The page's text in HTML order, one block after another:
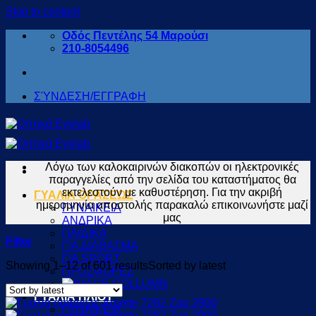
Skip to content
Οδός Πεντέλης 54 Μαρούσι
210-8054496
ΣΎΝΔΕΣΗ/ΕΓΓΡΑΦΗ
ΓΥΑΛΙΑ ΟΡΑΣΕΩΣ
ΓΥΝΑΙΚΕΙΑ
ΑΝΔΡΙΚΑ
ΠΑΙΔΙΚΑ
ΓΙΑ ΔΙΑΒΑΣΜΑ
ΓΙΑ SPORT
ΠΡΟΣΦΟΡΕΣ
ΓΥΑΛΙΑ ΗΛΙΟΥ
ΓΥΝΑΙΚΕΙΑ
Λόγω των καλοκαιρινών διακοπών οι ηλεκτρονικές
παραγγελίες από την σελίδα του καταστήματος θα
εκτελεστούν με καθυστέρηση. Για την ακριβή
ημερομηνία αποστολής παρακαλώ επικοινωνήστε μαζί
μας
Filter
Showing 1–12 of 601 resultsSorted by latest